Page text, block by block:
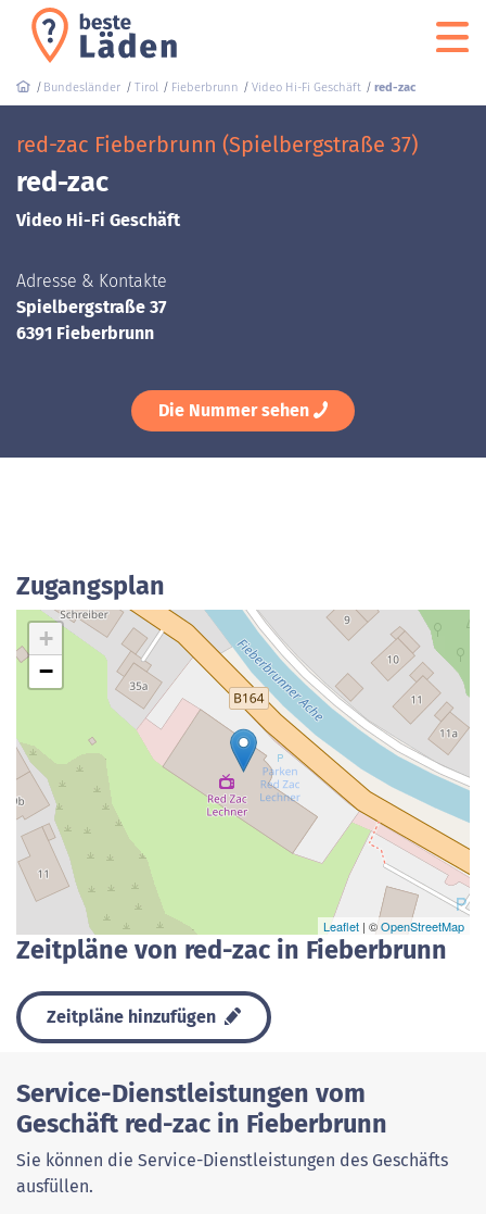
Bundesländer Tirol Fieberbrunn Video Hi-Fi Geschäft red-zac
red-zac Fieberbrunn (Spielbergstraße 37)
red-zac
Video Hi-Fi Geschäft
Adresse & Kontakte
Spielbergstraße 37
6391 Fieberbrunn
Die Nummer sehen
Zugangsplan
+
−
Leaflet | ©OpenStreetMap
Zeitpläne von red-zac in Fieberbrunn
Zeitpläne hinzufügen
Service-Dienstleistungen vom
Geschäft red-zac in Fieberbrunn
Sie können die Service-Dienstleistungen des Geschäfts
ausfüllen.